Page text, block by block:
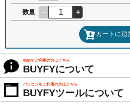
数量 - +
カートに追
初めてご利用の方はこちら
BUYFYについて
パソコンをご利用の方はこちら
BUYFYツールについて